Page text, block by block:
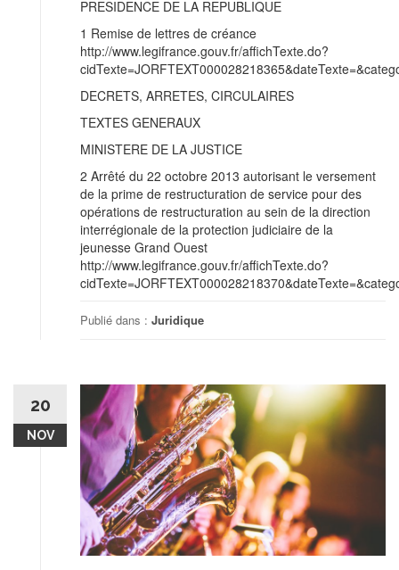
PRESIDENCE DE LA REPUBLIQUE
1 Remise de lettres de créance
http://www.legifrance.gouv.fr/affichTexte.do?
DECRETS, ARRETES, CIRCULAIRES
TEXTES GENERAUX
MINISTERE DE LA JUSTICE
2 Arrêté du 22 octobre 2013 autorisant le versement
de la prime de restructuration de service pour des
opérations de restructuration au sein de la direction
interrégionale de la protection judiciaire de la
jeunesse Grand Ouest
http://www.legifrance.gouv.fr/affichTexte.do?
Publié dans : Juridique
20
NOV